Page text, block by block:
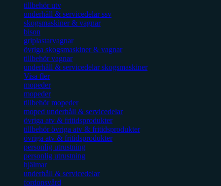
tillbehör utv
underhåll & servicedelar ssv
skogsmaskiner & vagnar
bison
griplastarvagnar
övriga skogsmaskiner & vagnar
tillbehör vagnar
underhåll & servicedelar skogsmaskiner
Visa fler
mopeder
mopeder
tillbehör mopeder
moped underhåll & servicedelar
övriga atv & fritidsprodukter
tillbehör övriga atv & fritidsprodukter
övriga atv & fritidsprodukter
personlig utrustning
personlig utrustning
hjälmar
underhåll & servicedelar
fordonsvård